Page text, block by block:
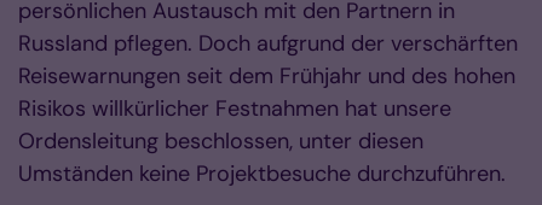
persönlichen Austausch mit den Partnern in
Russland pflegen. Doch aufgrund der verschärften
Reisewarnungen seit dem Frühjahr und des hohen
Risikos willkürlicher Festnahmen hat unsere
Ordensleitung beschlossen, unter diesen
Umständen keine Projektbesuche durchzuführen.